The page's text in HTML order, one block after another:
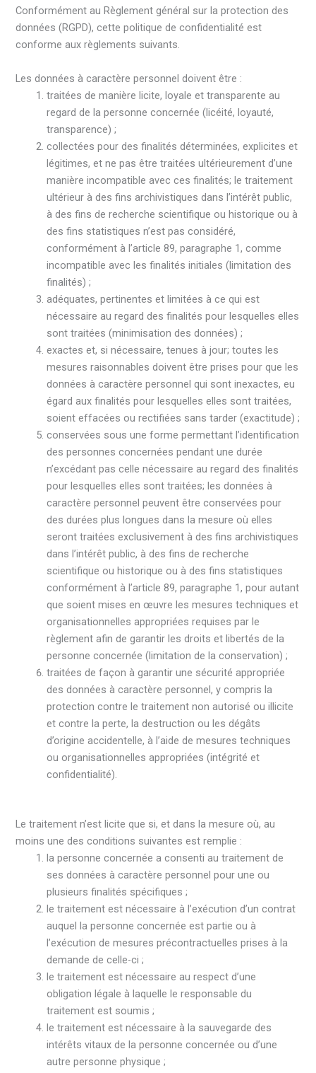
Conformément au Règlement général sur la protection des
données (RGPD), cette politique de confidentialité est
conforme aux règlements suivants.
Les données à caractère personnel doivent être :
traitées de manière licite, loyale et transparente au
regard de la personne concernée (licéité, loyauté,
transparence) ;
collectées pour des finalités déterminées, explicites et
légitimes, et ne pas être traitées ultérieurement d’une
manière incompatible avec ces finalités; le traitement
ultérieur à des fins archivistiques dans l’intérêt public,
à des fins de recherche scientifique ou historique ou à
des fins statistiques n’est pas considéré,
conformément à l’article 89, paragraphe 1, comme
incompatible avec les finalités initiales (limitation des
finalités) ;
adéquates, pertinentes et limitées à ce qui est
nécessaire au regard des finalités pour lesquelles elles
sont traitées (minimisation des données) ;
exactes et, si nécessaire, tenues à jour; toutes les
mesures raisonnables doivent être prises pour que les
données à caractère personnel qui sont inexactes, eu
égard aux finalités pour lesquelles elles sont traitées,
soient effacées ou rectifiées sans tarder (exactitude) ;
conservées sous une forme permettant l’identification
des personnes concernées pendant une durée
n’excédant pas celle nécessaire au regard des finalités
pour lesquelles elles sont traitées; les données à
caractère personnel peuvent être conservées pour
des durées plus longues dans la mesure où elles
seront traitées exclusivement à des fins archivistiques
dans l’intérêt public, à des fins de recherche
scientifique ou historique ou à des fins statistiques
conformément à l’article 89, paragraphe 1, pour autant
que soient mises en œuvre les mesures techniques et
organisationnelles appropriées requises par le
règlement afin de garantir les droits et libertés de la
personne concernée (limitation de la conservation) ;
traitées de façon à garantir une sécurité appropriée
des données à caractère personnel, y compris la
protection contre le traitement non autorisé ou illicite
et contre la perte, la destruction ou les dégâts
d’origine accidentelle, à l’aide de mesures techniques
ou organisationnelles appropriées (intégrité et
confidentialité).
Le traitement n’est licite que si, et dans la mesure où, au
moins une des conditions suivantes est remplie :
la personne concernée a consenti au traitement de
ses données à caractère personnel pour une ou
plusieurs finalités spécifiques ;
le traitement est nécessaire à l’exécution d’un contrat
auquel la personne concernée est partie ou à
l’exécution de mesures précontractuelles prises à la
demande de celle-ci ;
le traitement est nécessaire au respect d’une
obligation légale à laquelle le responsable du
traitement est soumis ;
le traitement est nécessaire à la sauvegarde des
intérêts vitaux de la personne concernée ou d’une
autre personne physique ;